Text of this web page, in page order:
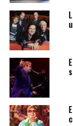
la
mes
LES ALBUMS